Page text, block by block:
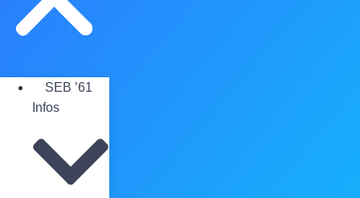
SEB ’61
Infos